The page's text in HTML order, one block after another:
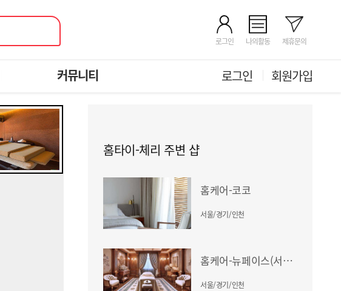
로그인 나의활동 제휴문의
커뮤니티 로그인 회원가입
홈타이-체리 주변 샵
홈케어-코코
서울/경기/인천
홈케어-뉴페이스(서울/경기/인천)
서울/경기/인천